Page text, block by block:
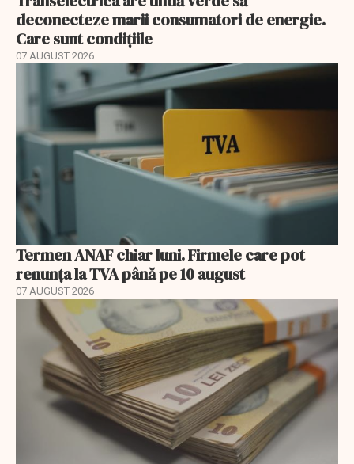
deconecteze marii consumatori de energie.
Care sunt condițiile
07 AUGUST 2026
Termen ANAF chiar luni. Firmele care pot
renunța la TVA până pe 10 august
07 AUGUST 2026